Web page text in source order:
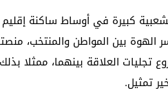
كبيرة في أوساط ساكنة إقليم
الهوة بين المواطن والمنتخب،
تجليات العلاقة بينهما، ممثلا
تمثيل.